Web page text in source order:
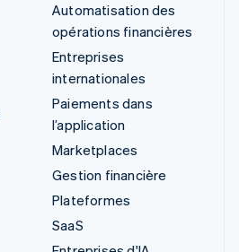
Automatisation des
opérations financières
Entreprises
internationales
Paiements dans
l’application
Marketplaces
Gestion financière
Plateformes
SaaS